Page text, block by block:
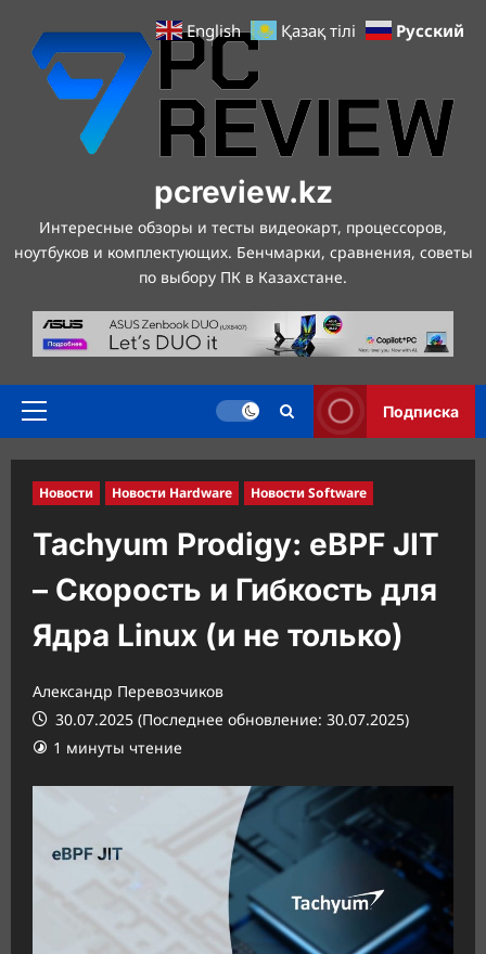
содержимому
pcreview.kz
Интересные обзоры и тесты видеокарт, процессоров,
ноутбуков и комплектующих. Бенчмарки, сравнения, советы
по выбору ПК в Казахстане.
Основное
Подписка
Новости Новости Hardware Новости Software
Tachyum Prodigy: eBPF JIT
– Скорость и Гибкость для
Ядра Linux (и не только)
Александр Перевозчиков
30.07.2025 (Последнее обновление: 30.07.2025)
1 минуты чтение
English Қазақ тілі Русский